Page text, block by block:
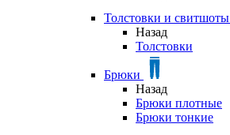
Толстовки и свитшоты
Назад
Толстовки
Брюки
Назад
Брюки плотные
Брюки тонкие